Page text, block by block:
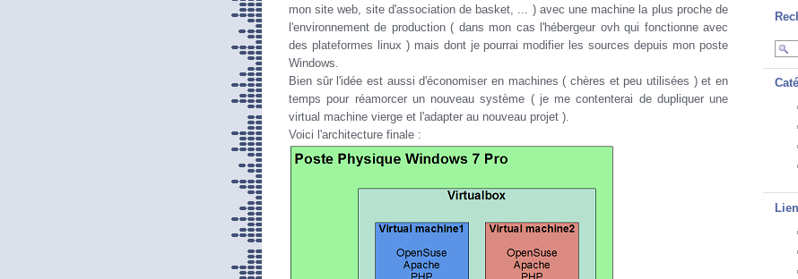
mon site web, site d'association de basket, ... ) avec une machine la plus proche de
l'environnement de production ( dans mon cas l'hébergeur ovh qui fonctionne avec
des plateformes linux ) mais dont je pourrai modifier les sources depuis mon poste
Windows.
Bien sûr l'idée est aussi d'économiser en machines ( chères et peu utilisées ) et en
temps pour réamorcer un nouveau système ( je me contenterai de dupliquer une
virtual machine vierge et l'adapter au nouveau projet ).
Voici l'architecture finale :